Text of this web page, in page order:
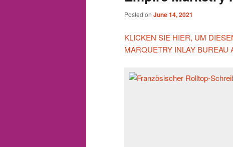
Posted on June 14, 2021
KLICKEN SIE HIER, UM
MARQUETRY INLAY BUREAU